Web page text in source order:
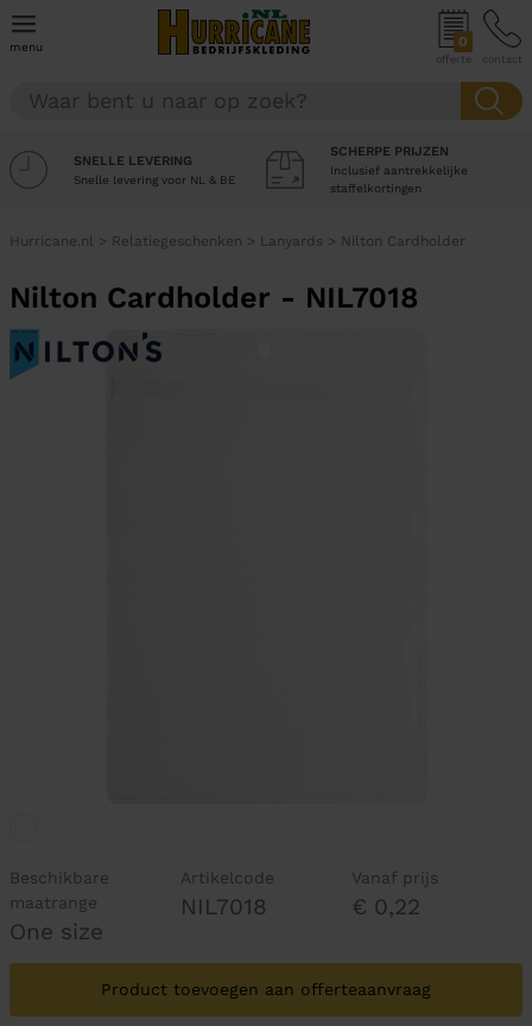
menu 0
offerte contact
SNELLE LEVERING
Snelle levering voor NL & BE
SCHERPE PRIJZEN
Inclusief aantrekkelijke
staffelkortingen
Hurricane.nl > Relatiegeschenken > Lanyards > Nilton Cardholder
Nilton Cardholder - NIL7018
Beschikbare
maatrange
One size
Artikelcode
NIL7018
Vanaf prijs
€ 0,22
Product toevoegen aan offerteaanvraag